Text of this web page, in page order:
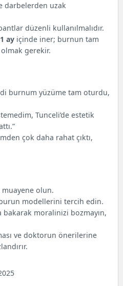
darbelerden uzak
düzenli kullanılmalıdır.
1 ay içinde iner; burnun tam
olmak gerekir.
burnum yüzüme tam oturdu,
Tunceli’de estetik
çok daha rahat çıktı,
muayene olun.
modellerini tercih edin.
bakarak moralinizi bozmayın,
ve doktorun önerilerine